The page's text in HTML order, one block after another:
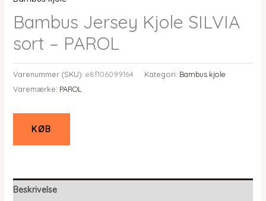
Bambus Jersey Kjole SILVIA
sort – PAROL
Varenummer (SKU): e8f106099164 Kategori: Bambus kjole
Varemærke: PAROL
KØB
Beskrivelse